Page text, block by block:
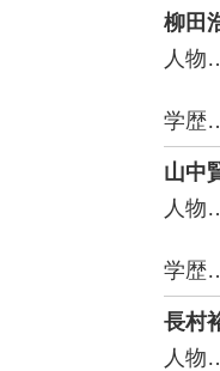
柳田
人物
学歴
山中
人物
学歴
長村
人物